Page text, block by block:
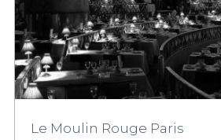
Le Moulin Rouge Paris